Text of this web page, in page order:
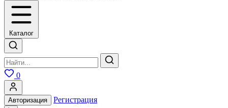
Каталог
0
Авторизация Регистрация